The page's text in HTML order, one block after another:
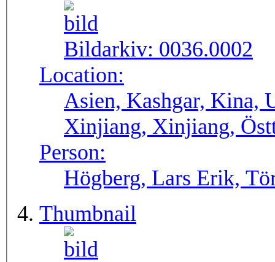
Bildarkiv: 0036.0002
Location:
Asien, Kashgar, Kina,
Xinjiang, Xinjiang,
Person:
Högberg, Lars Erik,
Thumbnail